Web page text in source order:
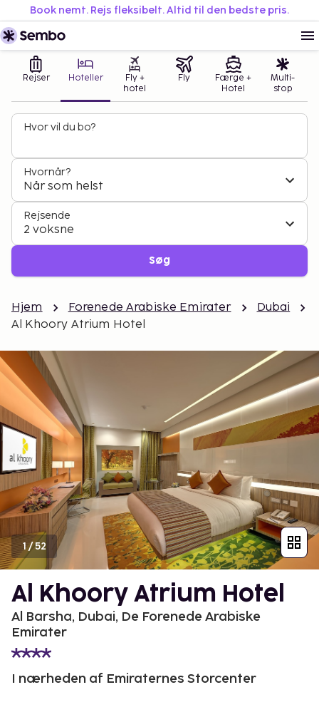
Book nemt. Rejs fleksibelt. Altid til den bedste pris.
Rejser Hoteller
Fly +
hotel
Fly
Færge +
Hotel
Multi-
stop
Hvor vil du bo?
Hvornår?
Når som helst
Rejsende
2 voksne
Søg
Hjem Forenede Arabiske Emirater
Dubai
Al Khoory Atrium Hotel
1/52
Al Khoory Atrium Hotel
Al Barsha, Dubai, De Forenede Arabiske
Emirater
I nærheden af Emiraternes Storcenter